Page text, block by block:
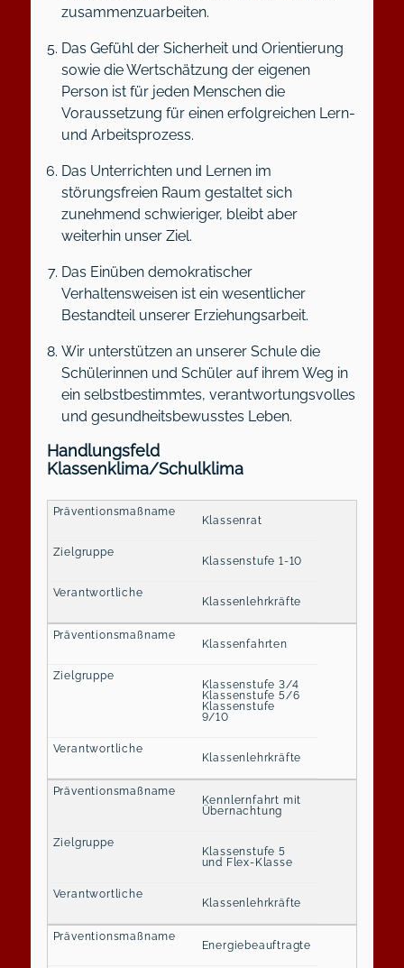
zusammenzuarbeiten.
Das Gefühl der Sicherheit und Orientierung
sowie die Wertschätzung der eigenen
Person ist für jeden Menschen die
Voraussetzung für einen erfolgreichen Lern-
und Arbeitsprozess.
Das Unterrichten und Lernen im
störungsfreien Raum gestaltet sich
zunehmend schwieriger, bleibt aber
weiterhin unser Ziel.
Das Einüben demokratischer
Verhaltensweisen ist ein wesentlicher
Bestandteil unserer Erziehungsarbeit.
Wir unterstützen an unserer Schule die
Schülerinnen und Schüler auf ihrem Weg in
ein selbstbestimmtes, verantwortungsvolles
und gesundheitsbewusstes Leben.
Handlungsfeld
Klassenklima/Schulklima
Klassenrat
Klassenstufe 1-10
Klassenlehrkräfte
Klassenfahrten
Klassenstufe 3/4
Klassenstufe 5/6
Klassenstufe
9/10
Klassenlehrkräfte
Kennlernfahrt mit
Übernachtung
Klassenstufe 5
und Flex-Klasse
Klassenlehrkräfte
Energiebeauftragte